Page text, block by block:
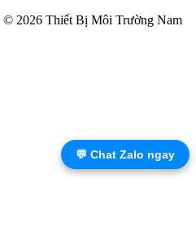
© 2026 Thiết Bị Môi Trường Nam
💬 Chat Zalo ngay